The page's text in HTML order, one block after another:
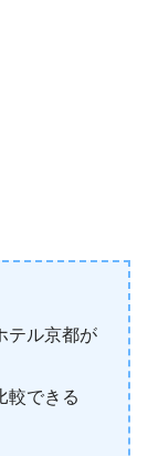
テル京都が
較できる